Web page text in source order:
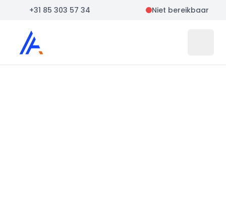
+31 85 303 57 34 Niet bereikbaar
Auto Atlas